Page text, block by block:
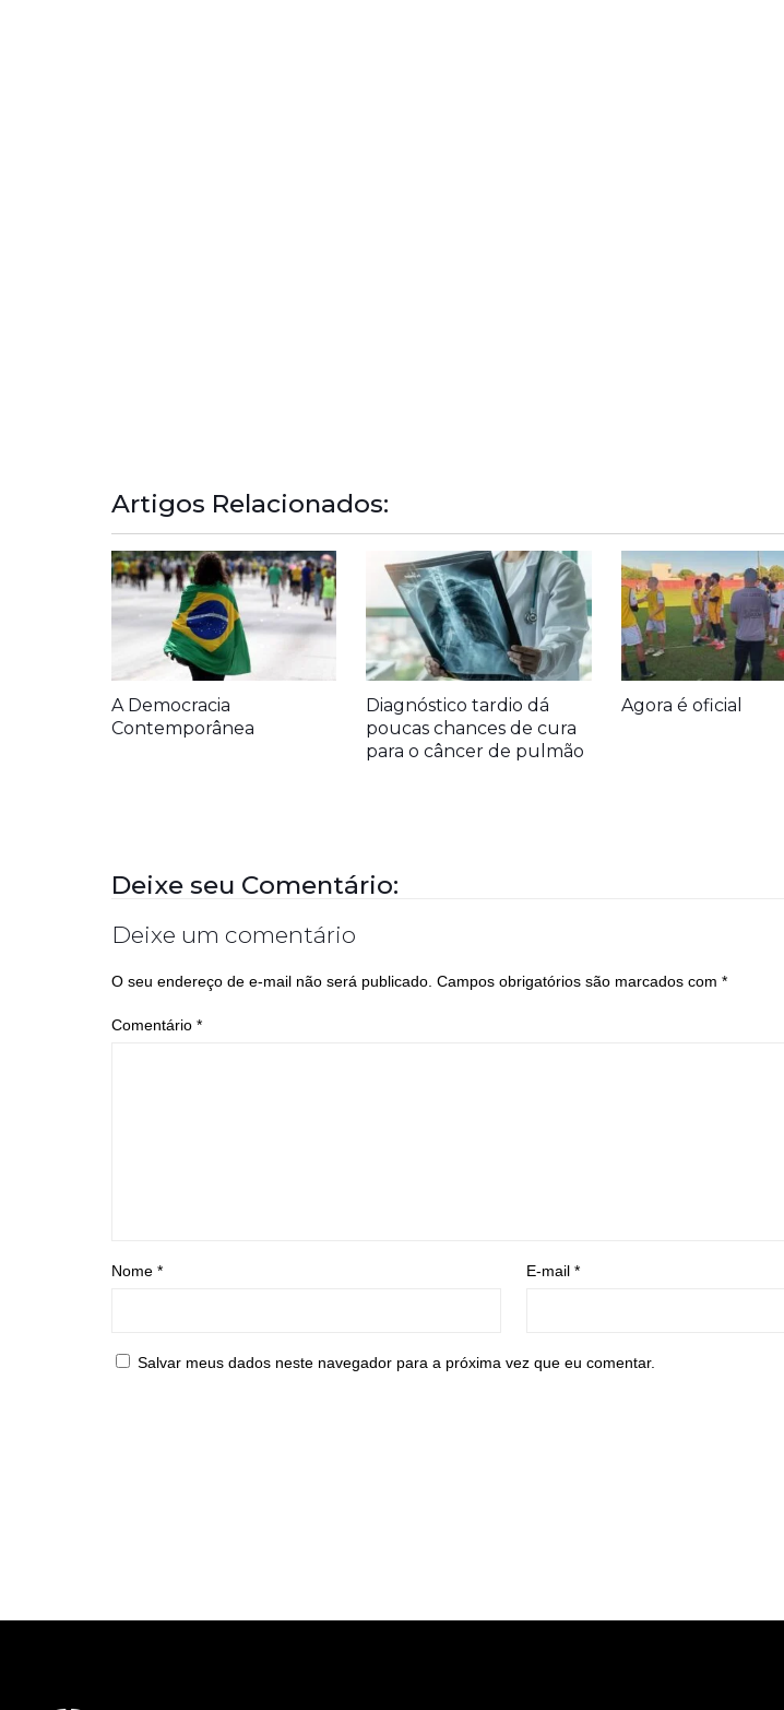
Artigos Relacionados:
A Democracia
Contemporânea
Diagnóstico tardio dá
poucas chances de cura
para o câncer de pulmão
Agora é oficial
Deixe seu Comentário:
Deixe um comentário
O seu endereço de e-mail não será publicado. Campos obrigatórios são marcados com *
Comentário *
Nome * E-mail *
Salvar meus dados neste navegador para a próxima vez que eu comentar.